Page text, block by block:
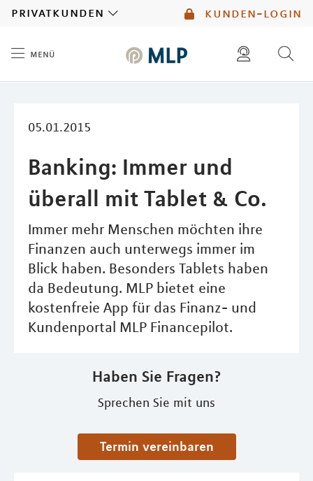
kunden-login
privatkunden
menü
05.01.2015
Banking: Immer und
überall mit Tablet & Co.
Immer mehr Menschen möchten ihre
Finanzen auch unterwegs immer im
Blick haben. Besonders Tablets haben
da Bedeutung. MLP bietet eine
kostenfreie App für das Finanz- und
Kundenportal MLP Financepilot.
Haben Sie Fragen?
Sprechen Sie mit uns
Termin vereinbaren